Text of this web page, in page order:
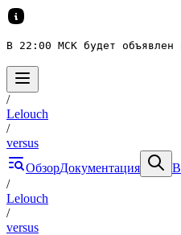
В 22:00 МСК будет
/
Lelouch
/
versus
ОбзорДокументация
/
Lelouch
/
versus